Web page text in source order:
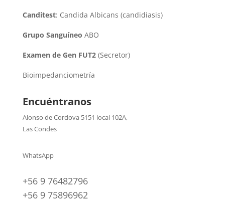
Canditest: Candida Albicans (candidiasis)
Grupo Sanguíneo ABO
Examen de Gen FUT2(Secretor)
Bioimpedanciometría
Encuéntranos
Alonso de Cordova 5151 local 102A,
Las Condes
WhatsApp
+56 9 76482796
+56 9 75896962